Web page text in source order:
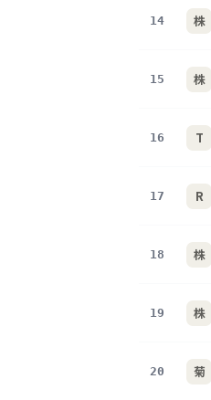
14 株
15 株
16 T
17 R
18 株
19 株
20 菊